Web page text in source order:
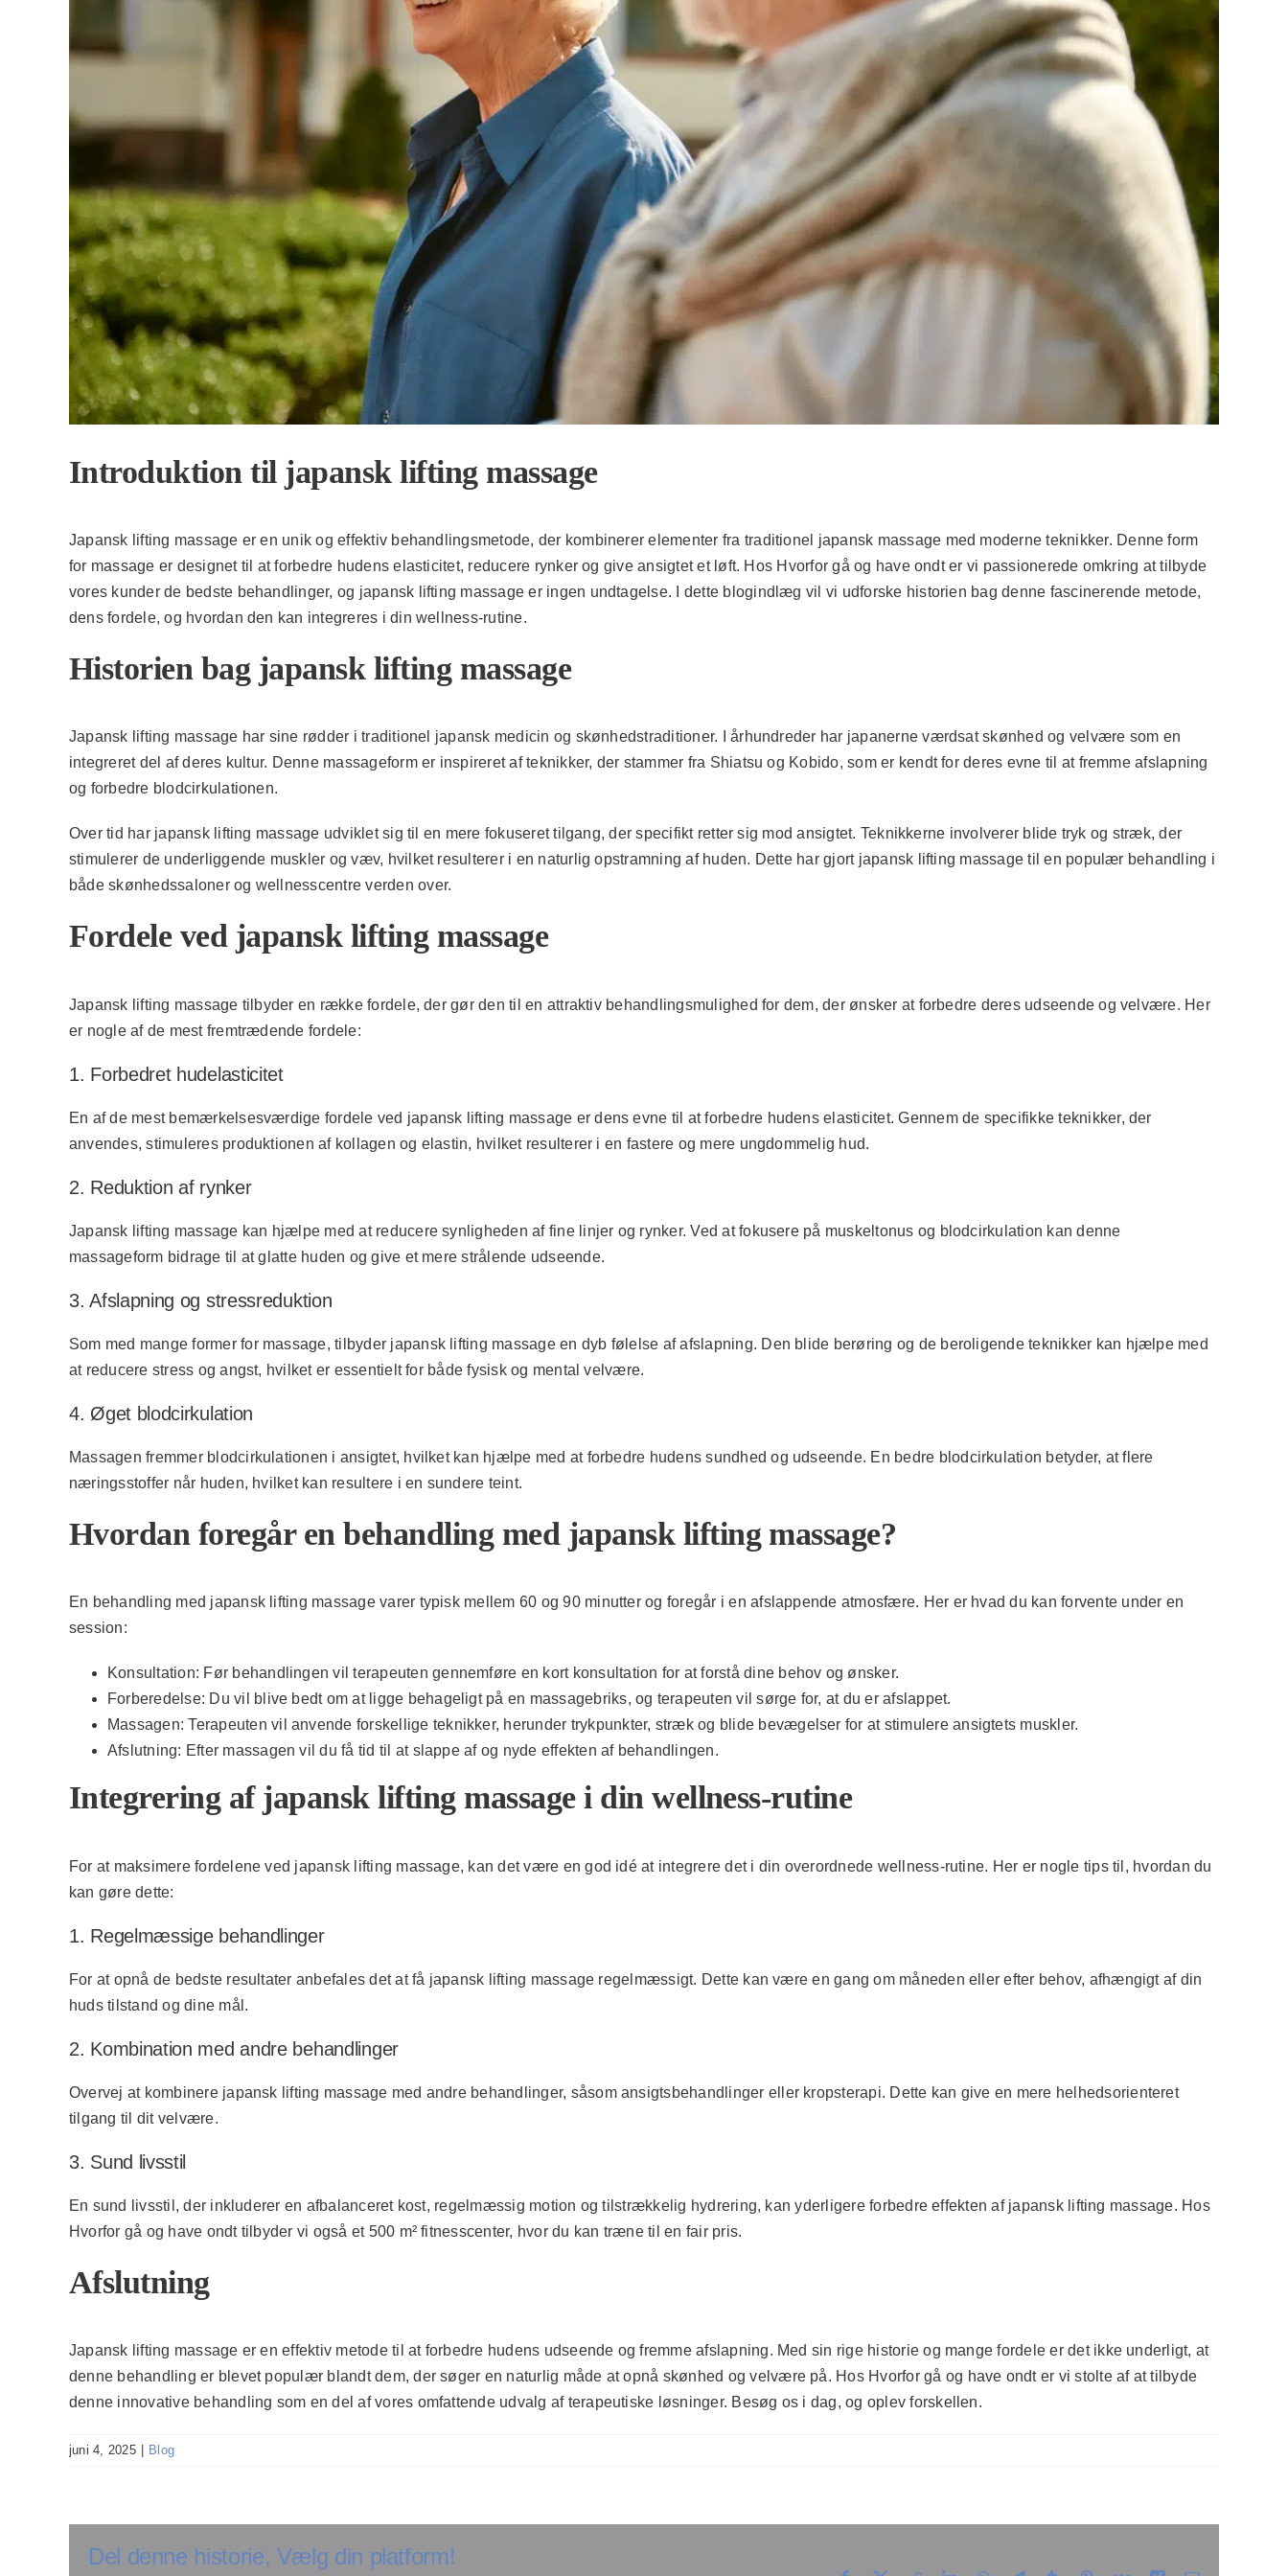
Introduktion til japansk lifting massage
Japansk lifting massage er en unik og effektiv behandlingsmetode, der kombinerer elementer fra traditionel japansk massage med moderne teknikker. Denne form
for massage er designet til at forbedre hudens elasticitet, reducere rynker og give ansigtet et løft. Hos Hvorfor gå og have ondt er vi passionerede omkring at tilbyde
vores kunder de bedste behandlinger, og japansk lifting massage er ingen undtagelse. I dette blogindlæg vil vi udforske historien bag denne fascinerende metode,
dens fordele, og hvordan den kan integreres i din wellness-rutine.
Historien bag japansk lifting massage
Japansk lifting massage har sine rødder i traditionel japansk medicin og skønhedstraditioner. I århundreder har japanerne værdsat skønhed og velvære som en
integreret del af deres kultur. Denne massageform er inspireret af teknikker, der stammer fra Shiatsu og Kobido, som er kendt for deres evne til at fremme afslapning
og forbedre blodcirkulationen.
Over tid har japansk lifting massage udviklet sig til en mere fokuseret tilgang, der specifikt retter sig mod ansigtet. Teknikkerne involverer blide tryk og stræk, der
stimulerer de underliggende muskler og væv, hvilket resulterer i en naturlig opstramning af huden. Dette har gjort japansk lifting massage til en populær behandling i
både skønhedssaloner og wellnesscentre verden over.
Fordele ved japansk lifting massage
Japansk lifting massage tilbyder en række fordele, der gør den til en attraktiv behandlingsmulighed for dem, der ønsker at forbedre deres udseende og velvære. Her
er nogle af de mest fremtrædende fordele:
1. Forbedret hudelasticitet
En af de mest bemærkelsesværdige fordele ved japansk lifting massage er dens evne til at forbedre hudens elasticitet. Gennem de specifikke teknikker, der
anvendes, stimuleres produktionen af kollagen og elastin, hvilket resulterer i en fastere og mere ungdommelig hud.
2. Reduktion af rynker
Japansk lifting massage kan hjælpe med at reducere synligheden af fine linjer og rynker. Ved at fokusere på muskeltonus og blodcirkulation kan denne
massageform bidrage til at glatte huden og give et mere strålende udseende.
3. Afslapning og stressreduktion
Som med mange former for massage, tilbyder japansk lifting massage en dyb følelse af afslapning. Den blide berøring og de beroligende teknikker kan hjælpe med
at reducere stress og angst, hvilket er essentielt for både fysisk og mental velvære.
4. Øget blodcirkulation
Massagen fremmer blodcirkulationen i ansigtet, hvilket kan hjælpe med at forbedre hudens sundhed og udseende. En bedre blodcirkulation betyder, at flere
næringsstoffer når huden, hvilket kan resultere i en sundere teint.
Hvordan foregår en behandling med japansk lifting massage?
En behandling med japansk lifting massage varer typisk mellem 60 og 90 minutter og foregår i en afslappende atmosfære. Her er hvad du kan forvente under en
session:
Konsultation: Før behandlingen vil terapeuten gennemføre en kort konsultation for at forstå dine behov og ønsker.
Forberedelse: Du vil blive bedt om at ligge behageligt på en massagebriks, og terapeuten vil sørge for, at du er afslappet.
Massagen: Terapeuten vil anvende forskellige teknikker, herunder trykpunkter, stræk og blide bevægelser for at stimulere ansigtets muskler.
Afslutning: Efter massagen vil du få tid til at slappe af og nyde effekten af behandlingen.
Integrering af japansk lifting massage i din wellness-rutine
For at maksimere fordelene ved japansk lifting massage, kan det være en god idé at integrere det i din overordnede wellness-rutine. Her er nogle tips til, hvordan du
kan gøre dette:
1. Regelmæssige behandlinger
For at opnå de bedste resultater anbefales det at få japansk lifting massage regelmæssigt. Dette kan være en gang om måneden eller efter behov, afhængigt af din
huds tilstand og dine mål.
2. Kombination med andre behandlinger
Overvej at kombinere japansk lifting massage med andre behandlinger, såsom ansigtsbehandlinger eller kropsterapi. Dette kan give en mere helhedsorienteret
tilgang til dit velvære.
3. Sund livsstil
En sund livsstil, der inkluderer en afbalanceret kost, regelmæssig motion og tilstrækkelig hydrering, kan yderligere forbedre effekten af japansk lifting massage. Hos
Hvorfor gå og have ondt tilbyder vi også et 500 m² fitnesscenter, hvor du kan træne til en fair pris.
Afslutning
Japansk lifting massage er en effektiv metode til at forbedre hudens udseende og fremme afslapning. Med sin rige historie og mange fordele er det ikke underligt, at
denne behandling er blevet populær blandt dem, der søger en naturlig måde at opnå skønhed og velvære på. Hos Hvorfor gå og have ondt er vi stolte af at tilbyde
denne innovative behandling som en del af vores omfattende udvalg af terapeutiske løsninger. Besøg os i dag, og oplev forskellen.
juni 4, 2025 Blog
Del denne historie, Vælg din platform!